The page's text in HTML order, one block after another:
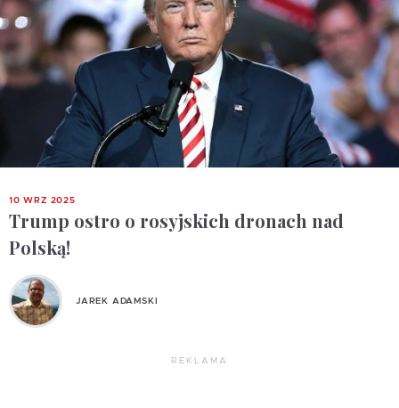
10 WRZ 2025
Trump ostro o rosyjskich dronach nad
Polską!
JAREK ADAMSKI
REKLAMA